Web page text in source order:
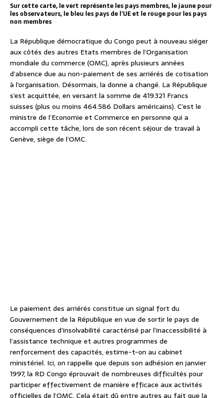
Sur cette carte, le vert représente les pays membres, le jaune pour
les observateurs, le bleu les pays de l’UE et le rouge pour les pays
non membres
La République démocratique du Congo peut à nouveau siéger
aux côtés des autres Etats membres de l’Organisation
mondiale du commerce (OMC), après plusieurs années
d’absence due au non-paiement de ses arriérés de cotisation
à l’organisation. Désormais, la donne a changé. La République
s’est acquittée, en versant la somme de 419.321 Francs
suisses (plus ou moins 464.586 Dollars américains). C’est le
ministre de l’Economie et Commerce en personne qui a
accompli cette tâche, lors de son récent séjour de travail à
Genève, siège de l’OMC.
Le paiement des arriérés constitue un signal fort du
Gouvernement de la République en vue de sortir le pays de
conséquences d’insolvabilité caractérisé par l’inaccessibilité à
l’assistance technique et autres programmes de
renforcement des capacités, estime-t-on au cabinet
ministériel. Ici, on rappelle que depuis son adhésion en janvier
1997, la RD Congo éprouvait de nombreuses difficultés pour
participer effectivement de manière efficace aux activités
officielles de l’OMC. Cela était dû entre autres au fait que la